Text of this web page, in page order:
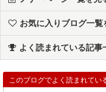
お気に入りブログ一覧
よく読まれている記事
このブログでよく読まれてい